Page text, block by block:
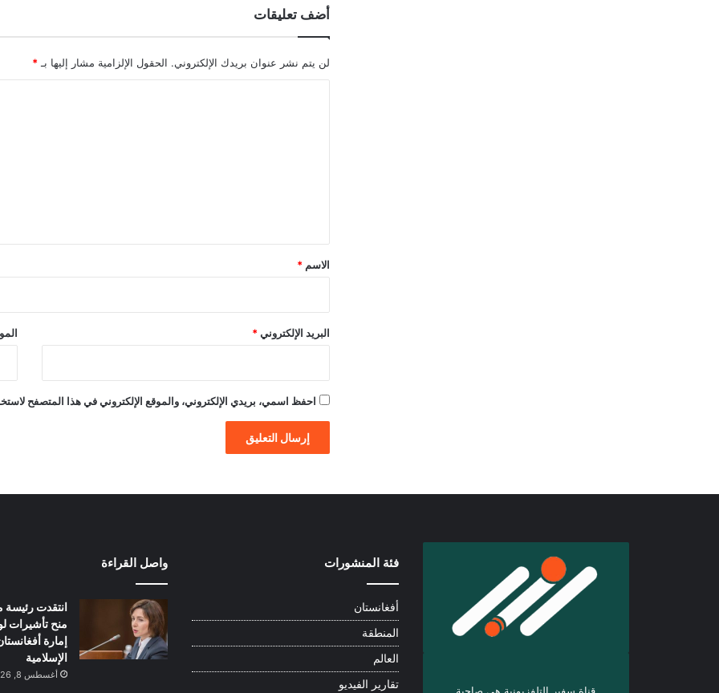
أضف تعليقات
لن يتم نشر عنوان بريدك الإلكتروني. الحقول الإلزامية مشار إليها بـ *
*
الاسم *
البريد الإلكتروني *
احفظ اسمي، بريدي الإلكتروني، والموقع الإلكتروني في هذا المتصفح
قناة سفير التلفزيونية هي صاحبة
فئة المنشورات
أفغانستان
المنطقة
العالم
تقارير الفيديو
واصل القراءة
انتقدت رئيسة
منح تأشيرات
إمارة
الإسلامية
أغسطس 8, 2026